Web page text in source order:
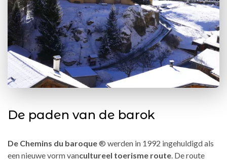
De paden van de barok
De Chemins du baroque® werden in 1992 ingehuldigd als
een nieuwe vorm vancultureel toerisme route. De route